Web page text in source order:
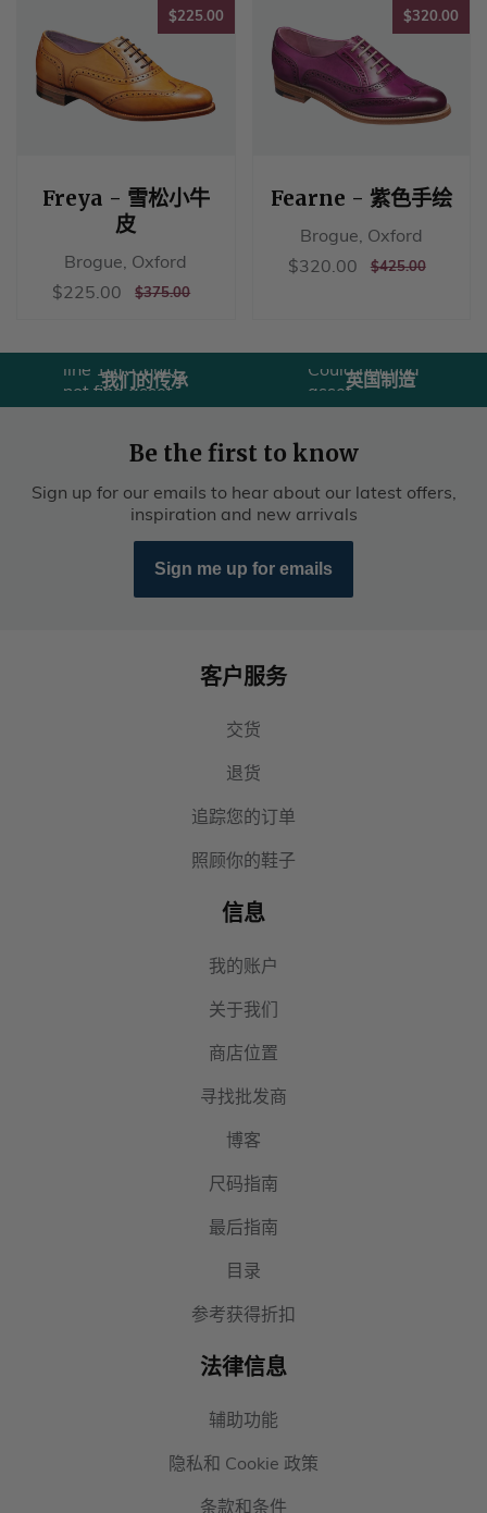
$225.00$225.00
Freya - 雪松小牛
皮
Brogue, Oxford
销
格
$225.00 $225.00
正
格
$375.00$375.00
$320.00
Fearne - 紫色手绘
Brogue, Oxford
销
$320.00 $320.00
正
$425.00$425.00
(sections/usps
line 10): Could
not find asset
snippets/图标
我们的传承
line 10):
Could not find
asset
snippets/图标
国.liquid
英国制造
Be the first to know
Sign up for our emails to hear about our latest offers,
inspiration and new arrivals
Sign me up for emails
客户服务
交货
退货
追踪您的订单
照顾你的鞋子
信息
我的账户
关于我们
商店位置
寻找批发商
博客
尺码指南
最后指南
目录
参考获得折扣
法律信息
辅助功能
隐私和 Cookie 政策
条款和条件